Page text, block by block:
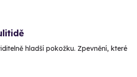
hladší pokožku. Zpevnění, které